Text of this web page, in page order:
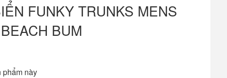
FUNKY TRUNKS MENS
BUM
phẩm này